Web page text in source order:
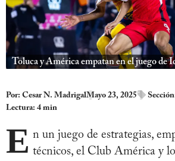
Toluca y América empatan en el juego de
Por: Cesar N. MadrigalMayo 23, 2025
Lectura: 4 min
E n un juego de estrategias,
técnicos, el Club América y